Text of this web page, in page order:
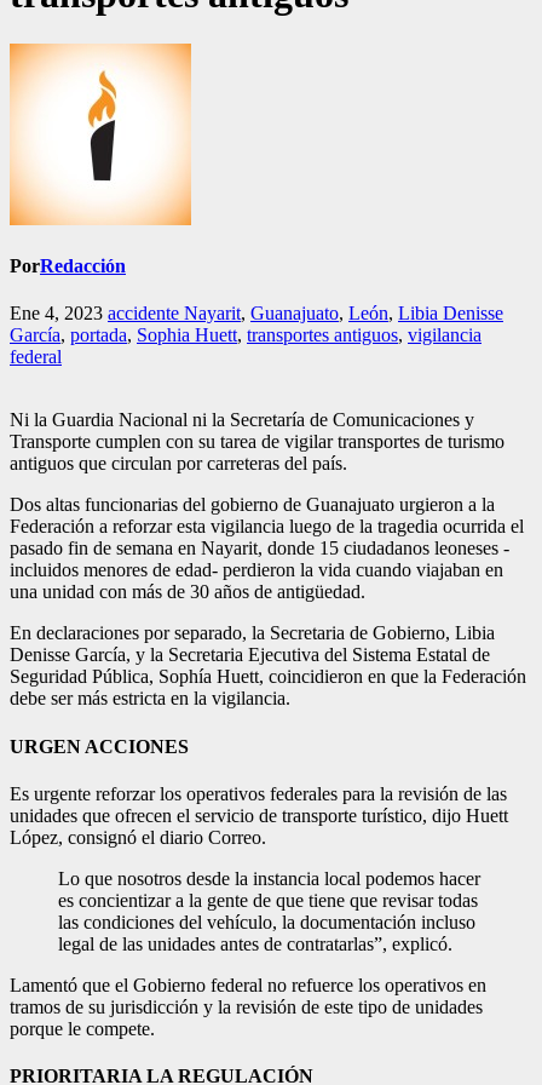
PorRedacción
Ene 4, 2023 accidente Nayarit, Guanajuato, León, Libia Denisse
García, portada, Sophia Huett, transportes antiguos, vigilancia
federal
Ni la Guardia Nacional ni la Secretaría de Comunicaciones y
Transporte cumplen con su tarea de vigilar transportes de turismo
antiguos que circulan por carreteras del país.
Dos altas funcionarias del gobierno de Guanajuato urgieron a la
Federación a reforzar esta vigilancia luego de la tragedia ocurrida el
pasado fin de semana en Nayarit, donde 15 ciudadanos leoneses -
incluidos menores de edad- perdieron la vida cuando viajaban en
una unidad con más de 30 años de antigüedad.
En declaraciones por separado, la Secretaria de Gobierno, Libia
Denisse García, y la Secretaria Ejecutiva del Sistema Estatal de
Seguridad Pública, Sophía Huett, coincidieron en que la Federación
debe ser más estricta en la vigilancia.
URGEN ACCIONES
Es urgente reforzar los operativos federales para la revisión de las
unidades que ofrecen el servicio de transporte turístico, dijo Huett
López, consignó el diario Correo.
Lo que nosotros desde la instancia local podemos hacer
es concientizar a la gente de que tiene que revisar todas
las condiciones del vehículo, la documentación incluso
legal de las unidades antes de contratarlas”, explicó.
Lamentó que el Gobierno federal no refuerce los operativos en
tramos de su jurisdicción y la revisión de este tipo de unidades
porque le compete.
PRIORITARIA LA REGULACIÓN